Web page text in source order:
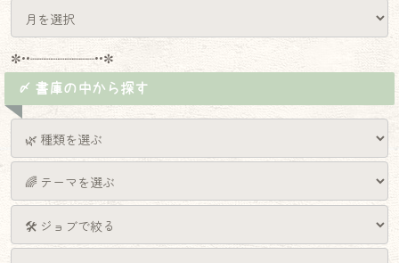
✼••┈┈┈┈┈┈┈┈┈••✼
〆 書庫の中から探す